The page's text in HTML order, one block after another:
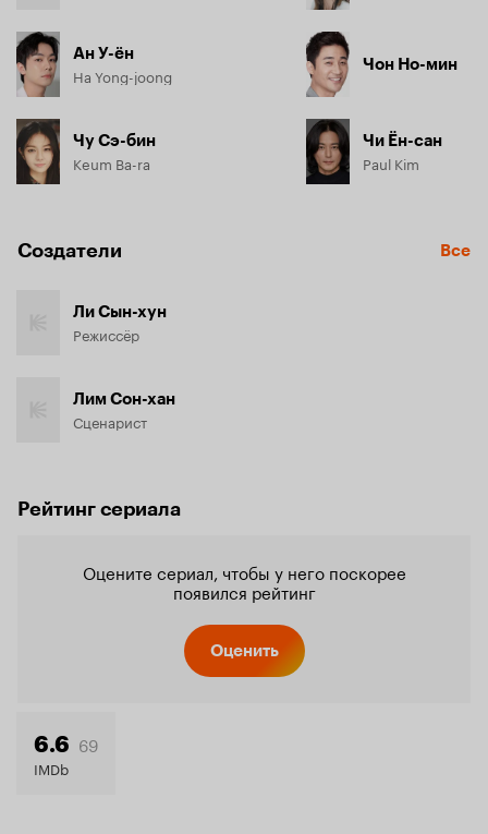
Ан У-ён
Ha Yong-joong
Чу Сэ-бин
Keum Ba-ra
Чон Но-мин
Чи Ён-сан
Paul Kim
Создатели Все
Ли Сын-хун
Режиссёр
Лим Сон-хан
Сценарист
Рейтинг сериала
Оцените сериал, чтобы у него поскорее
появился рейтинг
Оценить
6.6 69
IMDb